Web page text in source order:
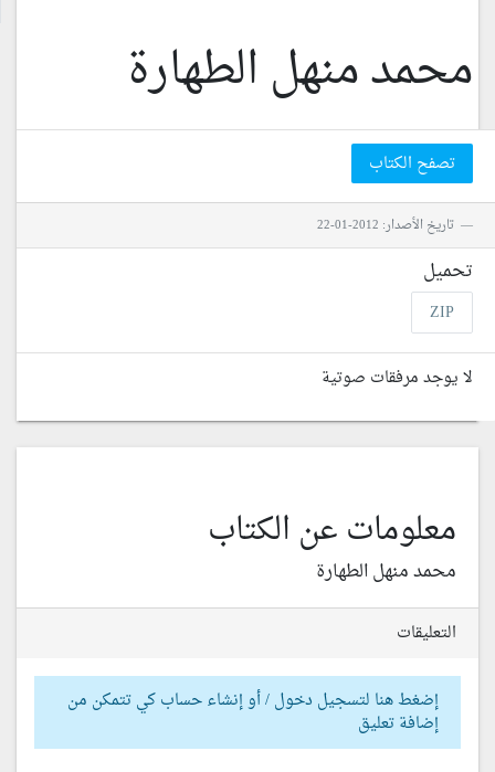
محمد منهل الطهارة
تصفح الكتاب
تاريخ الأصدار: 2012-01-22
تحميل
ZIP
لا يوجد مرفقات صوتية
معلومات عن الكتاب
محمد منهل الطهارة
التعليقات
إضغط هنا لتسجيل دخول / أو إنشاء حساب كي تتمكن من
إضافة تعليق